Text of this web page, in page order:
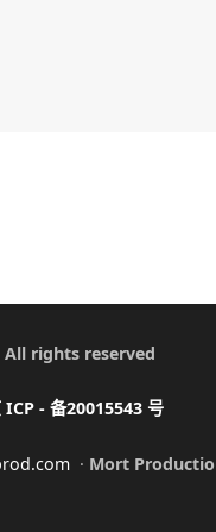
rights reserved
ICP - 备20015543 号
· Mort